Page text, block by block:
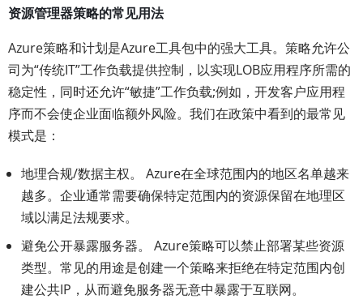
资源管理器策略的常见用法
Azure策略和计划是Azure工具包中的强大工具。策略允许公
司为“传统IT”工作负载提供控制，以实现LOB应用程序所需的
稳定性，同时还允许“敏捷”工作负载;例如，开发客户应用程
序而不会使企业面临额外风险。我们在政策中看到的最常见
模式是：
地理合规/数据主权。 Azure在全球范围内的地区名单越来
越多。企业通常需要确保特定范围内的资源保留在地理区
域以满足法规要求。
避免公开暴露服务器。 Azure策略可以禁止部署某些资源
类型。常见的用途是创建一个策略来拒绝在特定范围内创
建公共IP，从而避免服务器无意中暴露于互联网。